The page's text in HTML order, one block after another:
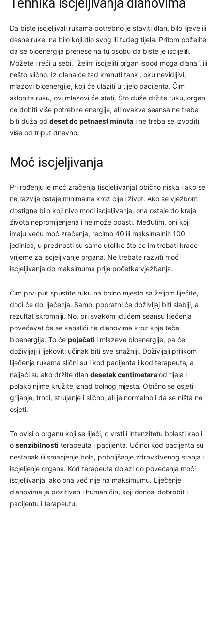
Tehnika iscjeljivanja dlanovima
Da biste iscjeljivali rukama potrebno je staviti dlan, bilo lijeve ili
desne ruke, na bilo koji dio svog ili tuđeg tijela. Pritom poželite
da se bioenergija prenese na tu osobu da biste je iscijelili.
Možete i reći u sebi, ”želim iscijeliti organ ispod moga dlana”, ili
nešto slično. Iz dlana će tad krenuti tanki, oku nevidljivi,
mlazovi bioenergije, koji će ulaziti u tijelo pacijenta. Čim
sklonite ruku, ovi mlazovi će stati. Što duže držite ruku, organ
će dobiti više potrebne energije, ali ovakva seansa ne treba
biti duža od deset do petnaest minuta i ne treba se izvoditi
više od triput dnevno.
Moć iscjeljivanja
Pri rođenju je moć zračenja (iscjeljivanja) obično niska i ako se
ne razvija ostaje minimalna kroz cijeli život. Ako se vježbom
dostigne bilo koji nivo moći iscjeljivanja, ona ostaje do kraja
života nepromijenjena i ne može opasti. Međutim, oni koji
imaju veću moć zračenja, recimo 40 ili maksimalnih 100
jedinica, u prednosti su samo utoliko što će im trebati kraće
vrijeme za iscjeljivanje organa. Ne trebate razviti moć
iscjeljivanja do maksimuma prije početka vježbanja.
Čim prvi put spustite ruku na bolno mjesto sa željom liječite,
doći će do liječenja. Samo, popratni će doživljaj biti slabiji, a
rezultat skromniji. No, pri svakom idućem seansu liječenja
povećavat će se kanalići na dlanovima kroz koje teče
bioenergija. To će pojačati i mlazeve bioenergije, pa će
doživljaji i ljekoviti učinak biti sve snažniji. Doživljaji prilikom
liječenja rukama slični su i kod pacijenta i kod terapeuta, a
najjači su ako držite dlan desetak centimetaraod tijela i
polako njime kružite iznad bolnog mjesta. Obično se osjeti
grijanje, trnci, strujanje i slično, ali je normalno i da se ništa ne
osjeti.
To ovisi o organu koji se liječi, o vrsti i intenzitetu bolesti kao i
o senzibilnosti terapeuta i pacijenta. Učinci kod pacijenta su
nestanak ili smanjenje bola, poboljšanje zdravstvenog stanja i
iscjeljenje organa. Kod terapeuta dolazi do povećanja moći
iscjeljivanja, ako ona već nije na maksimumu. Liječenje
dlanovima je pozitivan i human čin, koji donosi dobrobit i
pacijentu i terapeutu.